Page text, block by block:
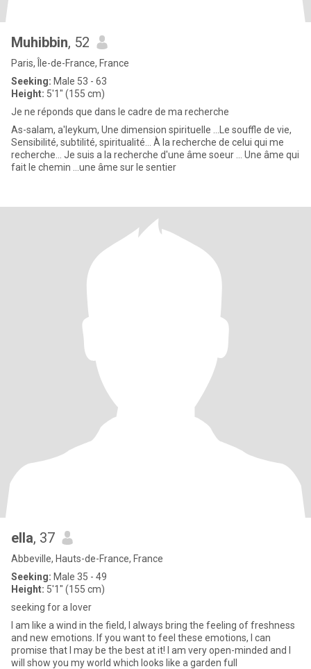
Muhibbin, 52
Paris, Île-de-France, France
Seeking: Male 53 - 63
Height: 5'1" (155 cm)
Je ne réponds que dans le cadre de ma recherche
As-salam, a'leykum, Une dimension spirituelle ...Le souffle de vie,
Sensibilité, subtilité, spiritualité... À la recherche de celui qui me
recherche... Je suis a la recherche d'une âme soeur ... Une âme qui
fait le chemin ...une âme sur le sentier
ella, 37
Abbeville, Hauts-de-France, France
Seeking: Male 35 - 49
Height: 5'1" (155 cm)
seeking for a lover
I am like a wind in the field, I always bring the feeling of freshness
and new emotions. If you want to feel these emotions, I can
promise that I may be the best at it! I am very open-minded and I
will show you my world which looks like a garden full